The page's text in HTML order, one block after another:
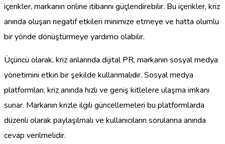
içerikler, markanın online itibarını güçlendirebilir. Bu içerikler, kriz
anında oluşan negatif etkileri minimize etmeye ve hatta olumlu
bir yönde dönüştürmeye yardımcı olabilir.
Üçüncü olarak, kriz anlarında dijital PR, markanın sosyal medya
yönetimini etkin bir şekilde kullanmalıdır. Sosyal medya
platformları, kriz anında hızlı ve geniş kitlelere ulaşma imkanı
sunar. Markanın krizle ilgili güncellemeleri bu platformlarda
düzenli olarak paylaşılmalı ve kullanıcıların sorularına anında
cevap verilmelidir.